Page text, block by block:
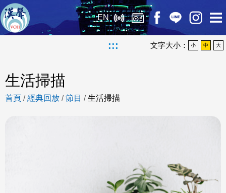
EN
::: 文字大小： 小 中 大
生活掃描
首頁 /經典回放 /節目 /生活掃描